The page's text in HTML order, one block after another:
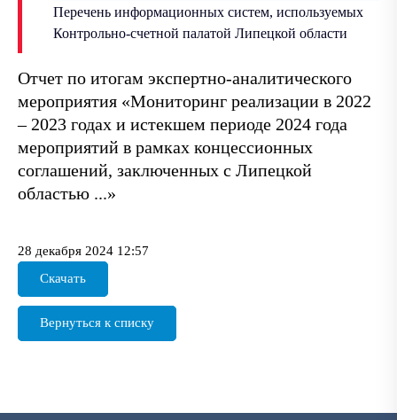
Перечень информационных систем, используемых
Контрольно-счетной палатой Липецкой области
Отчет по итогам экспертно-аналитического
мероприятия «Мониторинг реализации в 2022
– 2023 годах и истекшем периоде 2024 года
мероприятий в рамках концессионных
соглашений, заключенных с Липецкой
областью ...»
28 декабря 2024 12:57
Скачать
Вернуться к списку